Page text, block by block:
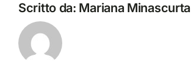
Scritto da: Mariana Minascurta